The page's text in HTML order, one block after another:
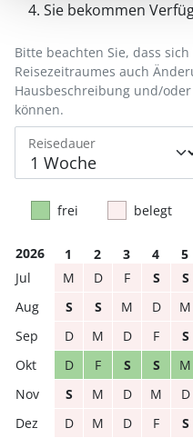
Sie bekommen
Reisedauer
Bitte beachten Sie, dass
Reisezeitraumes auch
Hausbeschreibung und/
können.
frei belegt
2026 1 2 3 4 5
M
D F S S
S
S M D M
D
M D F S
D
F S S M
S
M D M D
D
M D F S